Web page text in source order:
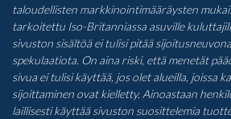
taloudellisten markkinointimääräysten
tarkoitettu Iso-Britanniassa asuville
sivuston sisältöä ei tulisi pitää
spekulaatiota. On aina riski, että menetät
sivua ei tulisi käyttää, jos olet alueilla, joissa
sijoittaminen ovat kielletty. Ainoastaan
laillisesti käyttää sivuston suosittelemia